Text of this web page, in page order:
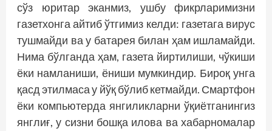
сўз юритар эканмиз, ушбу фикрларимизни
газетхонга айтиб ўтгимиз келди: газетага вирус
тушмайди ва у батарея билан ҳам ишламайди.
Нима бўлганда ҳам, газета йиртилиши, чўкиши
ёки намланиши, ёниши мумкиндир. Бироқ унга
қасд этилмаса у йўқ бўлиб кетмайди. Смартфон
ёки компьютерда янги­ликларни ўқиётганингиз
янг­лиғ, у сизни бошқа илова ва хабарномалар